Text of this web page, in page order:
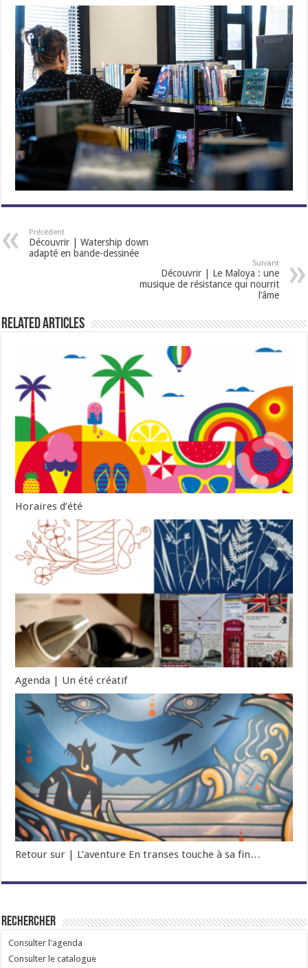
Précédent
Découvrir | Watership down
adapté en bande-dessinée
Suivant
Découvrir | Le Maloya : une
musique de résistance qui nourrit
l’âme
Related Articles
Horaires d’été
Agenda | Un été créatif
Retour sur | L’aventure En transes touche à sa fin…
Rechercher
Consulter l'agenda
Consulter le catalogue